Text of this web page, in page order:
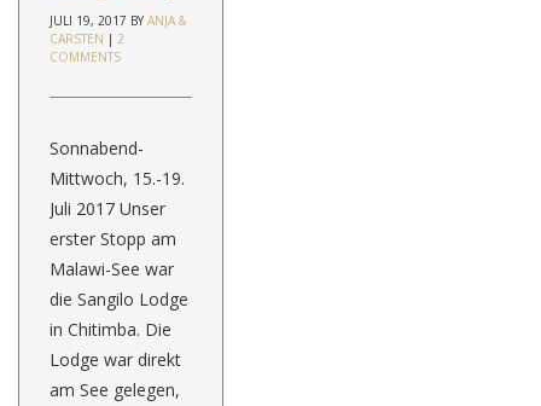
JULI 19, 2017 BY ANJA &
CARSTEN | 2
COMMENTS
Sonnabend-
Mittwoch, 15.-19.
Juli 2017 Unser
erster Stopp am
Malawi-See war
die Sangilo Lodge
in Chitimba. Die
Lodge war direkt
am See gelegen,